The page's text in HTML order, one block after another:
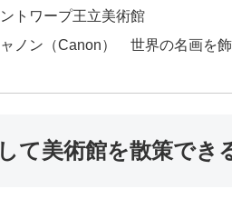
トワープ王立美術館
ノン（Canon） 世界の名画を飾
て美術館を散策でき